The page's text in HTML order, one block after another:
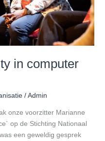
in computer
/Admin
onze voorzitter Marianne
op de Stichting Nationaal
een geweldig gesprek